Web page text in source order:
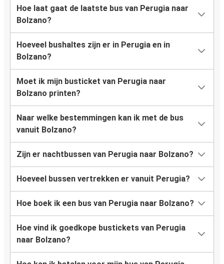
Hoe laat gaat de laatste bus van Perugia naar
Bolzano?
Hoeveel bushaltes zijn er in Perugia en in
Bolzano?
Moet ik mijn busticket van Perugia naar
Bolzano printen?
Naar welke bestemmingen kan ik met de bus
vanuit Bolzano?
Zijn er nachtbussen van Perugia naar Bolzano?
Hoeveel bussen vertrekken er vanuit Perugia?
Hoe boek ik een bus van Perugia naar Bolzano?
Hoe vind ik goedkope bustickets van Perugia
naar Bolzano?